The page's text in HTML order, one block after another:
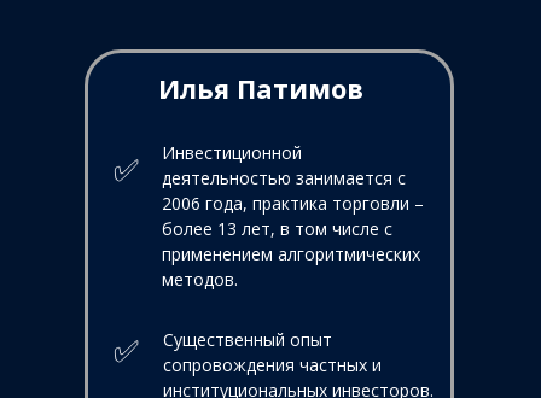
Илья Патимов
Инвестиционной
деятельностью занимается с
2006 года, практика торговли –
более 13 лет, в том числе с
применением алгоритмических
методов.
Существенный опыт
сопровождения частных и
институциональных инвесторов.
✅
✅